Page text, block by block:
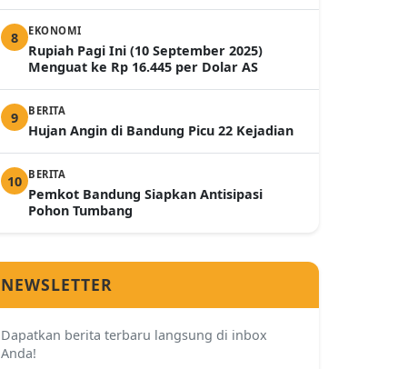
8 EKONOMI
Rupiah Pagi Ini (10 September 2025)
Menguat ke Rp 16.445 per Dolar AS
9 BERITA
Hujan Angin di Bandung Picu 22 Kejadian
10 BERITA
Pemkot Bandung Siapkan Antisipasi
Pohon Tumbang
NEWSLETTER
Dapatkan berita terbaru langsung di inbox
Anda!